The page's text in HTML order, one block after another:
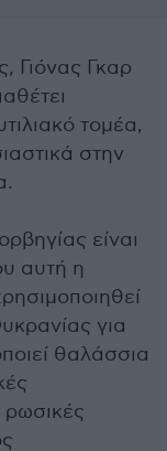
Γιόνας Γκαρ
τομέα,
στην
είναι
αυτή η
για
θαλάσσια
ρωσικές